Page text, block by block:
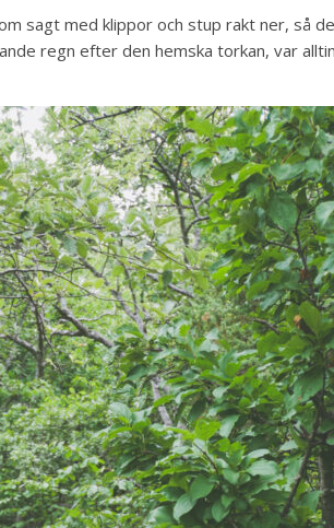
sagt med klippor och stup rakt ner, så
regn efter den hemska torkan, var